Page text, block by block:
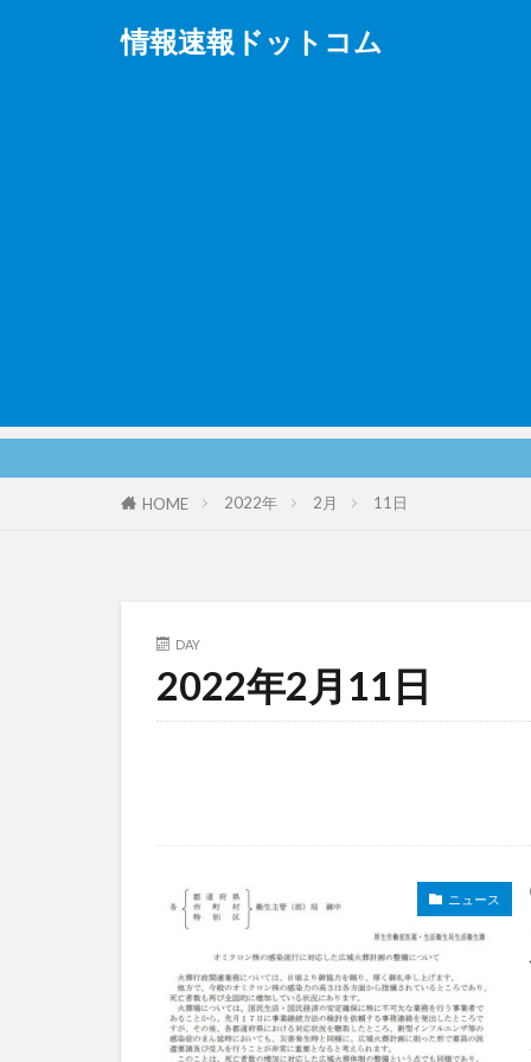
情報速報ドットコム
HOME 2022年 2月 11日
DAY
2022年2月11日
ニュース